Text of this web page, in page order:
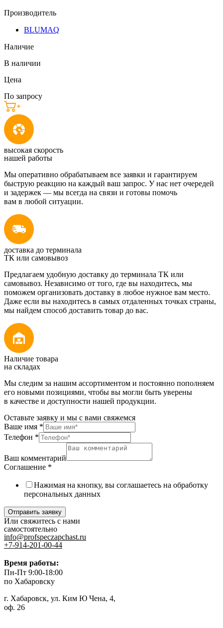
Производитель
BLUMAQ
Наличие
В наличии
Цена
По запросу
высокая скорость
нашей работы
Мы оперативно обрабатываем все заявки и гарантируем
быструю реакцию на каждый ваш запрос. У нас нет очередей
и задержек — мы всегда на связи и готовы помочь
вам в любой ситуации.
доставка до терминала
ТК или самовывоз
Предлагаем удобную доставку до терминала ТК или
самовывоз. Независимо от того, где вы находитесь, мы
поможем организовать доставку в любое нужное вам место.
Даже если вы находитесь в самых отдаленных точках страны,
мы найдем способ доставить товар до вас.
Наличие товара
на складах
Мы следим за нашим ассортиментом и постоянно пополняем
его новыми позициями, чтобы вы могли быть уверены
в качестве и доступности нашей продукции.
Оставьте заявку и мы с вами свяжемся
Ваше имя *
Телефон *
Ваш комментарий
Соглашение *
Нажимая на кнопку, вы соглашаетесь на обработку
персональных данных
Отправить заявку
Или свяжитесь с нами
самостоятельно
info@profspeczapchast.ru
+7-914-201-00-44
Время работы:
Пн-Пт 9:00-18:00
по Хабаровску
г. Хабаровск, ул. Ким Ю Чена, 4,
оф. 26